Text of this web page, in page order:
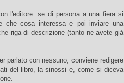
l'editore: se di persona a una fiera si
che cosa interessa e poi inviare una
riga di descrizione (tanto ne avete già
parlato con nessuno, conviene redigere
del libro, la sinossi e, come si diceva